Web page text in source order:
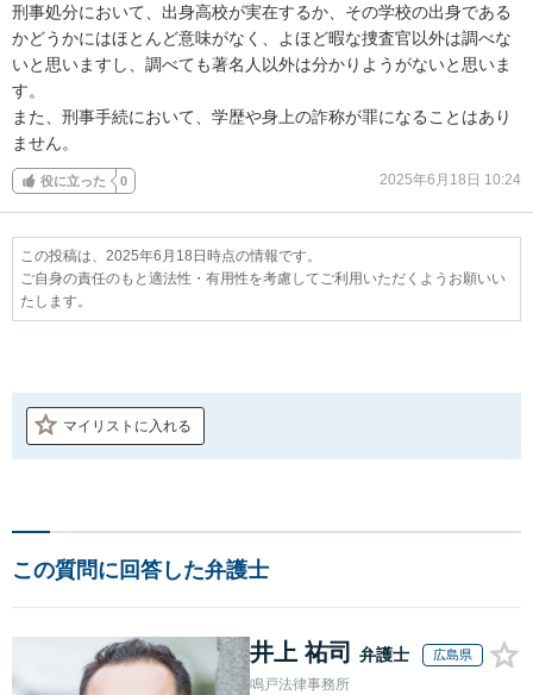
刑事処分において、出身高校が実在するか、その学校の出身である
かどうかにはほとんど意味がなく、よほど暇な捜査官以外は調べな
いと思いますし、調べても著名人以外は分かりようがないと思いま
す。
また、刑事手続において、学歴や身上の詐称が罪になることはあり
ません。
役に立った 0 2025年6月18日 10:24
この投稿は、2025年6月18日時点の情報です。
ご自身の責任のもと適法性・有用性を考慮してご利用いただくようお願いい
たします。
マイリストに入れる
この質問に回答した弁護士
井上 祐司 弁護士 広島県
鳴戸法律事務所